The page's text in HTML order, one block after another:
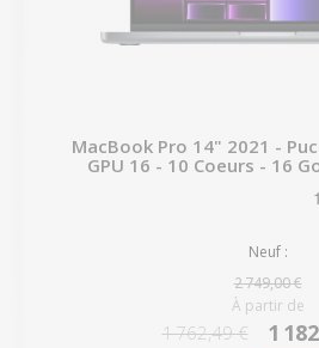
MacBook Pro 14" 2021 -
GPU 16 - 10 Coeurs - 16
Neuf :
2 749,00 €
À partir de
1 762,49 € 1